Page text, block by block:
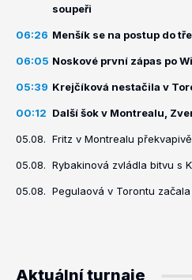
soupeři
06:26 Menšík se na postup do
06:05 Noskové první zápas po
05:39 Krejčíková nestačila v
00:12 Další šok v Montrealu,
05.08. Fritz v Montrealu
05.08. Rybakinová zvládla bitvu s
05.08. Pegulaová v Torontu
Aktuální turnaje